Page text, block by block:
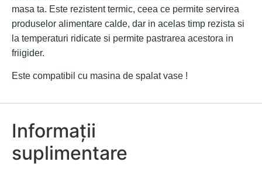
masa ta. Este rezistent termic, ceea ce permite servirea
produselor alimentare calde, dar in acelas timp rezista si
la temperaturi ridicate si permite pastrarea acestora in
friigider.
Este compatibil cu masina de spalat vase !
Informații
suplimentare